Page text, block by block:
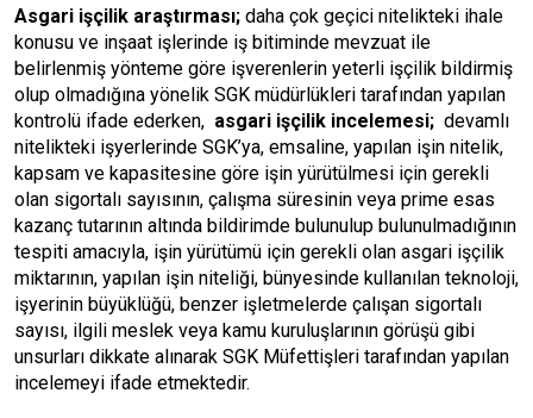
Asgari işçilik araştırması; daha çok geçici nitelikteki ihale
konusu ve inşaat işlerinde iş bitiminde mevzuat ile
belirlenmiş yönteme göre işverenlerin yeterli işçilik bildirmiş
olup olmadığına yönelik SGK müdürlükleri tarafından yapılan
kontrolü ifade ederken, asgari işçilik incelemesi; devamlı
nitelikteki işyerlerinde SGK’ya, emsaline, yapılan işin nitelik,
kapsam ve kapasitesine göre işin yürütülmesi için gerekli
olan sigortalı sayısının, çalışma süresinin veya prime esas
kazanç tutarının altında bildirimde bulunulup bulunulmadığının
tespiti amacıyla, işin yürütümü için gerekli olan asgari işçilik
miktarının, yapılan işin niteliği, bünyesinde kullanılan teknoloji,
işyerinin büyüklüğü, benzer işletmelerde çalışan sigortalı
sayısı, ilgili meslek veya kamu kuruluşlarının görüşü gibi
unsurları dikkate alınarak SGK Müfettişleri tarafından yapılan
incelemeyi ifade etmektedir.